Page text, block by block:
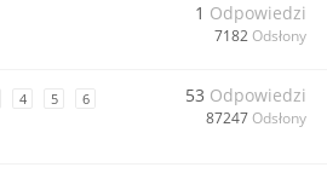
1 Odpowiedzi
7182 Odsłony
4 5 6 53 Odpowiedzi
87247 Odsłony